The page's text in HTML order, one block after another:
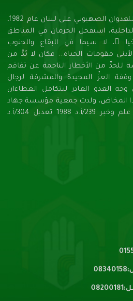
بفعل التداعيات الكبرى للعدوان الصهيونـي على لبنان عام 1982،
استفحل الحرمان في المناطق
ً، لا سيما في البقاع والجنوب
مقومات الحياة... فكان لا بُدَّ من
من الأخطار الناجمة عن تفاقم
وقفة العزِّ المجيدة والمشرفة لرجال
وجه العدو الغادر ليتكامل العطاءان
المخاض، ولدت جمعية مؤسسة جهاد
البناء الإنمائيّة، بموجب علم وخبر 239/أ.د 1988 تعديل 304/أ.د